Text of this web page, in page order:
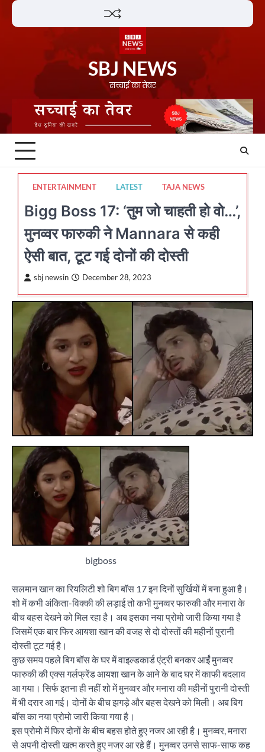
Skip
SBJ NEWS
सच्चाई का तेवर
ENTERTAINMENT LATEST TAJA NEWS
Bigg Boss 17: ‘तुम जो चाहती हो वो…’,
मुनव्वर फारुकी ने Mannara से कही
ऐसी बात, टूट गई दोनों की दोस्ती
sbj newsin December 28, 2023
bigboss
सलमान खान का रियलिटी शो बिग बॉस 17 इन दिनों सुर्खियों में बना हुआ है।
शो में कभी अंकिता-विक्की की लड़ाई तो कभी मुनव्वर फारुकी और मनारा के
बीच बहस देखने को मिल रहा है। अब इसका नया प्रोमो जारी किया गया है
जिसमें एक बार फिर आयशा खान की वजह से दो दोस्तों की महीनों पुरानी
दोस्ती टूट गई है।
कुछ समय पहले बिग बॉस के घर में वाइल्डकार्ड एंट्री बनकर आईं मुनव्वर
फारुकी की एक्स गर्लफ्रेंड आयशा खान के आने के बाद घर में काफी बदलाव
आ गया। सिर्फ इतना ही नहीं शो में मुनव्वर और मनारा की महीनों पुरानी दोस्ती
में भी दरार आ गई। दोनों के बीच झगड़े और बहस देखने को मिली। अब बिग
बॉस का नया प्रोमो जारी किया गया है।
इस प्रोमो में फिर दोनों के बीच बहस होते हुए नजर आ रही है। मुनव्वर, मनारा
से अपनी दोस्ती खत्म करते हुए नजर आ रहे हैं। मुनव्वर उनसे साफ-साफ कह